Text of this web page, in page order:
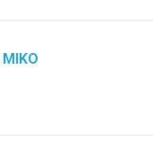
MIKO